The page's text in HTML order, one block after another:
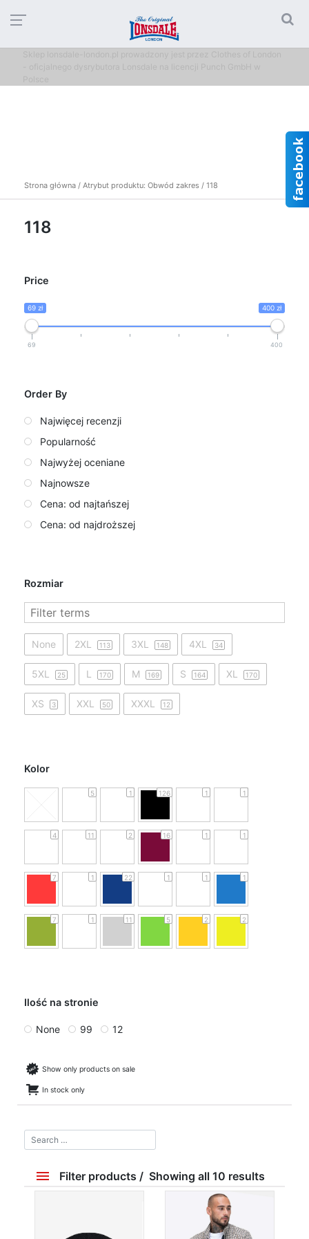
Strona główna / Atrybut produktu: Obwód zakres / 118
118
Price
69 zł 400 zł
69 400
Order By
Najwięcej recenzji
Popularność
Najwyżej oceniane
Najnowsze
Cena: od najtańszej
Cena: od najdroższej
Rozmiar
None 2XL 113 3XL 148 4XL 34
5XL 25 L 170 M 169 S 164 XL 170
XS 3 XXL 50 XXXL 12
Kolor
5 1 126 1 1
4 11 2 16 1 1
7 1 22 1 1 1
7 1 11 5 2 2
Ilość na stronie
None 99 12
Show only products on sale
In stock only
Filter products Showing all 10 results
Price